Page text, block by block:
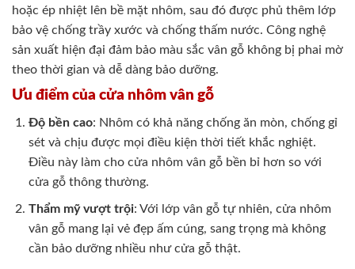
hoặc ép nhiệt lên bề mặt nhôm, sau đó được phủ thêm lớp
bảo vệ chống trầy xước và chống thấm nước. Công nghệ
sản xuất hiện đại đảm bảo màu sắc vân gỗ không bị phai mờ
theo thời gian và dễ dàng bảo dưỡng.
Ưu điểm của cửa nhôm vân gỗ
Độ bền cao: Nhôm có khả năng chống ăn mòn, chống gỉ
sét và chịu được mọi điều kiện thời tiết khắc nghiệt.
Điều này làm cho cửa nhôm vân gỗ bền bỉ hơn so với
cửa gỗ thông thường.
Thẩm mỹ vượt trội: Với lớp vân gỗ tự nhiên, cửa nhôm
vân gỗ mang lại vẻ đẹp ấm cúng, sang trọng mà không
cần bảo dưỡng nhiều như cửa gỗ thật.